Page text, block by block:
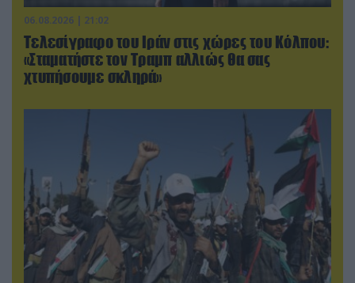
06.08.2026 | 21:02
Τελεσίγραφο του Ιράν στις χώρες του Κόλπου:
«Σταματήστε τον Τραμπ αλλιώς θα σας
χτυπήσουμε σκληρά»